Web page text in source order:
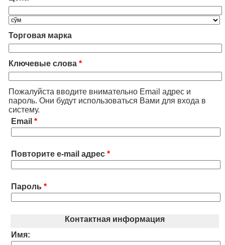
Торговая марка
Ключевые слова *
Пожалуйста вводите внимательно Email адрес и
пароль. Они будут использоваться Вами для входа в
систему.
Email *
Повторите e-mail адрес *
Пароль *
Контактная информация
Имя: